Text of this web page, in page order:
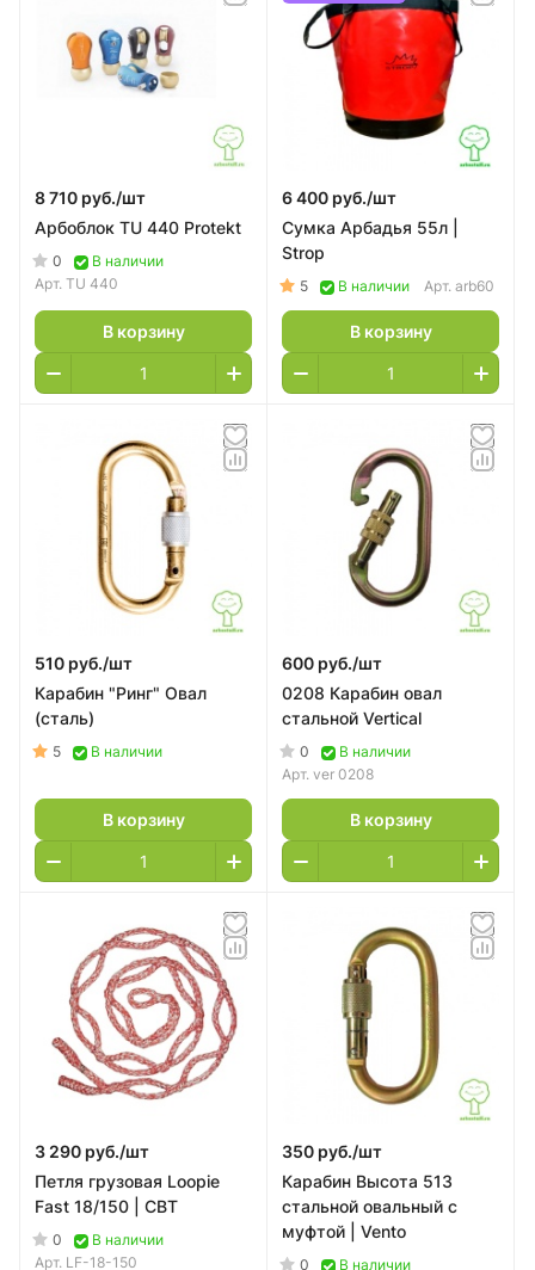
8 710 руб./шт
Арбоблок TU 440 Protekt
0
В наличии
Арт. TU 440
В корзину
6 400 руб./шт
Сумка Арбадья 55л |
Strop
5 В наличии Арт. arb60
В корзину
510 руб./шт
Карабин "Ринг" Овал
(сталь)
5 В наличии
В корзину
600 руб./шт
0208 Карабин овал
стальной Vertical
0
В наличии
Арт. ver 0208
В корзину
3 290 руб./шт
Петля грузовая Loopie
Fast 18/150 | СВТ
0
В наличии
Арт. LF-18-150
350 руб./шт
Карабин Высота 513
стальной овальный с
муфтой | Vento
0 В наличии